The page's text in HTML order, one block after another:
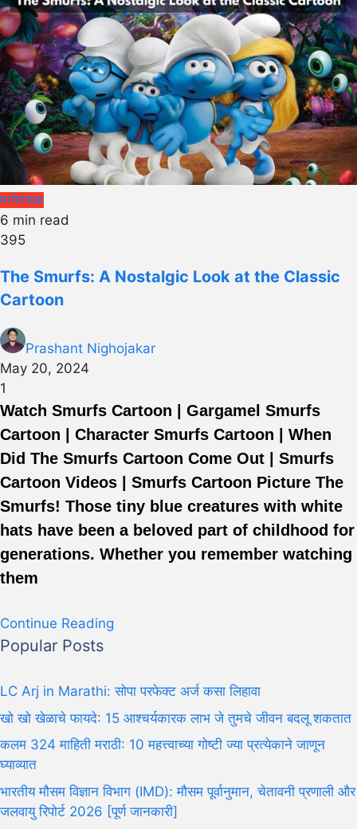
मनोरंजक
6 min read
395
The Smurfs: A Nostalgic Look at the Classic
Cartoon
Prashant Nighojakar
May 20, 2024
1
Watch Smurfs Cartoon | Gargamel Smurfs
Cartoon | Character Smurfs Cartoon | When
Did The Smurfs Cartoon Come Out | Smurfs
Cartoon Videos | Smurfs Cartoon Picture The
Smurfs! Those tiny blue creatures with white
hats have been a beloved part of childhood for
generations. Whether you remember watching
them
Continue Reading
Popular Posts
LC Arj in Marathi: सोपा परफेक्ट अर्ज कसा लिहावा
खो खो खेळाचे फायदे: 15 आश्चर्यकारक लाभ जे तुमचे जीवन बदलू शकतात
कलम 324 माहिती मराठी: 10 महत्त्वाच्या गोष्टी ज्या प्रत्येकाने जाणून
घ्याव्यात
भारतीय मौसम विज्ञान विभाग (IMD): मौसम पूर्वानुमान, चेतावनी प्रणाली और
जलवायु रिपोर्ट 2026 [पूर्ण जानकारी]